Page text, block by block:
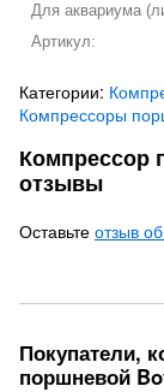
Для аквариума
Артикул:
Категории:
Компрессоры
Компрессор
отзывы
Оставьте отзыв
Покупатели,
поршневой